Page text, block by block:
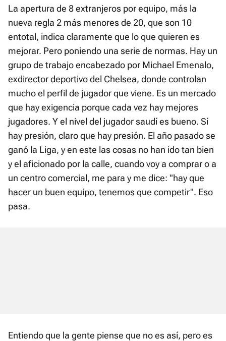
La apertura de 8 extranjeros por equipo, más la
nueva regla 2 más menores de 20, que son 10
entotal, indica claramente que lo que quieren es
mejorar. Pero poniendo una serie de normas. Hay un
grupo de trabajo encabezado por Michael Emenalo,
exdirector deportivo del Chelsea, donde controlan
mucho el perfil de jugador que viene. Es un mercado
que hay exigencia porque cada vez hay mejores
jugadores. Y el nivel del jugador saudí es bueno. Sí
hay presión, claro que hay presión. El año pasado se
ganó la Liga, y en este las cosas no han ido tan bien
y el aficionado por la calle, cuando voy a comprar o a
un centro comercial, me para y me dice: "hay que
hacer un buen equipo, tenemos que competir". Eso
pasa.
Entiendo que la gente piense que no es así, pero es